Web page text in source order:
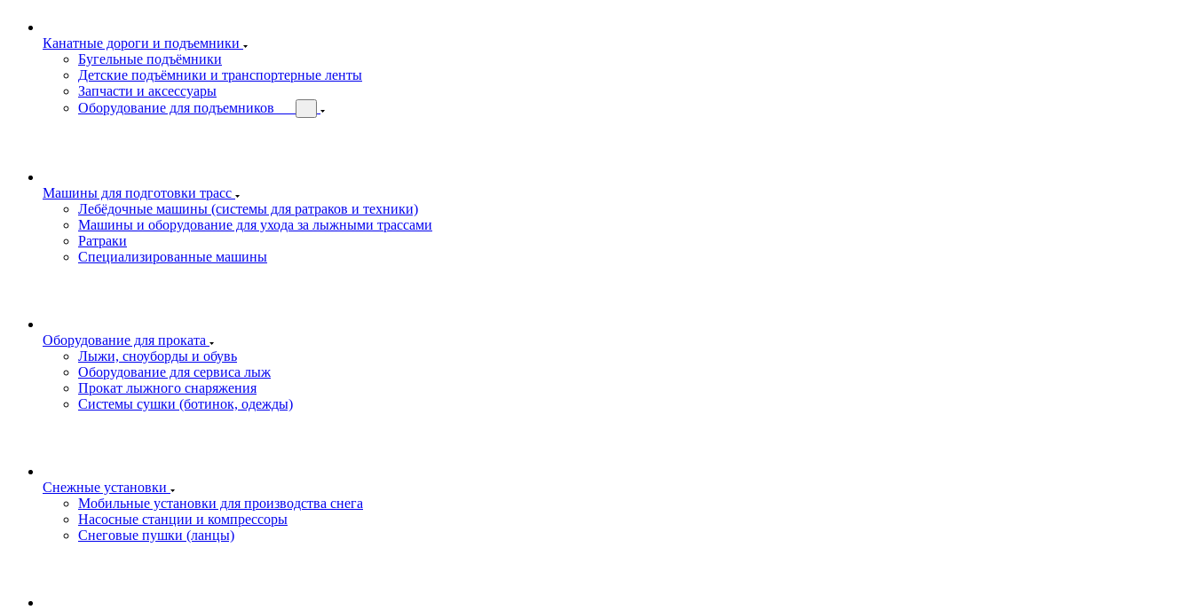
Канатные дороги и подъемники
Бугельные подъёмники
Детские подъёмники и транспортерные ленты
Запчасти и аксессуары
Оборудование для подъемников
Машины для подготовки трасс
Лебёдочные машины (системы для ратраков и техники)
Машины и оборудование для ухода за лыжными трассами
Ратраки
Специализированные машины
Оборудование для проката
Лыжи, сноуборды и обувь
Оборудование для сервисa лыж
Прокат лыжного снаряжения
Системы сушки (ботинок, одежды)
Снежные установки
Мобильные установки для производства снега
Насосные станции и компрессоры
Снеговые пушки (ланцы)